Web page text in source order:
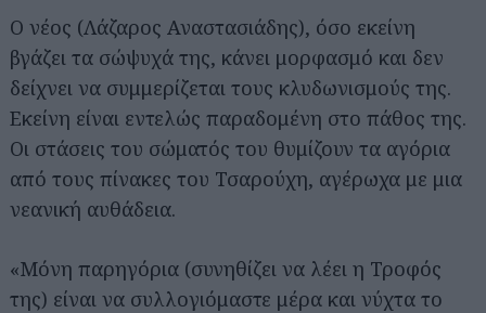
Ο νέος (Λάζαρος Αναστασιάδης), όσο εκείνη
βγάζει τα σώψυχά της, κάνει μορφασμό και δεν
δείχνει να συμμερίζεται τους κλυδωνισμούς της.
Εκείνη είναι εντελώς παραδομένη στο πάθος της.
Οι στάσεις του σώματός του θυμίζουν τα αγόρια
από τους πίνακες του Τσαρούχη, αγέρωχα με μια
νεανική αυθάδεια.
«Μόνη παρηγόρια (συνηθίζει να λέει η Τροφός
της) είναι να συλλογιόμαστε μέρα και νύχτα το